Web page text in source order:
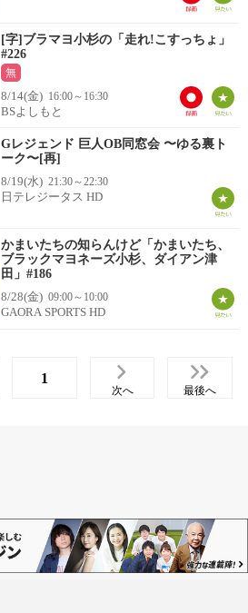
[字]ブラマヨ小杉の「走れ!こすっちょ」
#226
無
8/14(金) 16:00～16:30
BSよしもと
Gレジェンド 巨人OB同窓会 〜ゆる裏ト
ーク〜[再]
8/19(水) 21:30～22:30
日テレジータス HD
かまいたちの知らんけど「かまいたち、
ブラックマヨネーズ小杉、ダイアン津
田」#186
8/28(金) 09:00～10:00
GAORA SPORTS HD
1
次へ 最後へ